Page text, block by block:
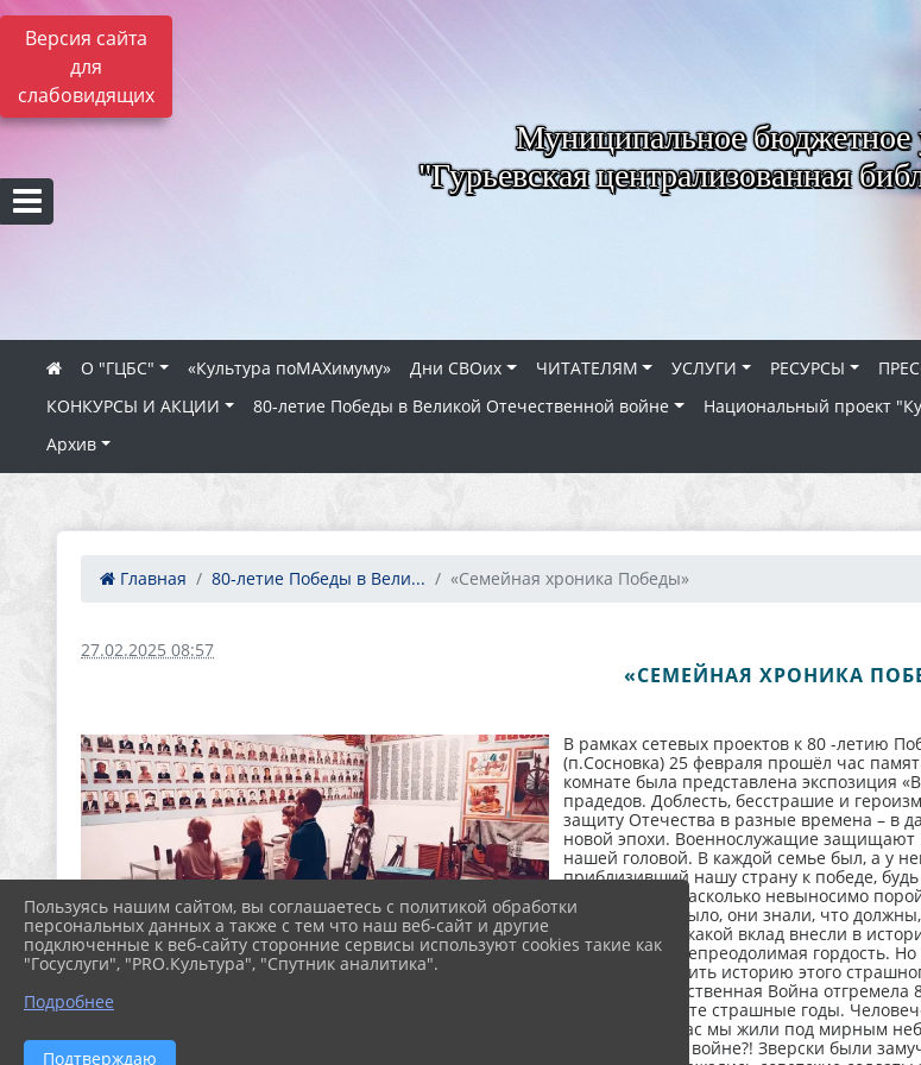
Версия сайта
для
слабовидящих
Муниципальное бюджетное
"Гурьевская централизованная
О "ГЦБС" «Культура поMAXимуму» Дни СВОих ЧИТАТЕЛЯМ УСЛУГИ РЕСУРСЫ
КОНКУРСЫ И АКЦИИ
80‑летие Победы в Великой Отечественной войне Национальный проект
Архив
Главная 80‑летие Победы в Вели... «Семейная хроника Победы»
27.02.2025 08:57
«СЕМЕЙНАЯ ХРОНИКА
В рамках сетевых проектов к 80 -летию
(п.Сосновка) 25 февраля прошёл час
комнате была представлена экспозиция
прадедов. Доблесть, бесстрашие и
защиту Отечества в разные времена – в
новой эпохи. Военнослужащие защищают
нашей головой. В каждой семье был, а у
приблизивший нашу страну к победе,
узнали о том, насколько невыносимо
бы трудно не было, они знали, что
Кем они были, какой вклад внесли в
переполняла непреодолимая гордость.
их судьбе, изучить историю этого
Великая Отечественная Война
происходило в те страшные годы.
то, чтобы сейчас мы жили под мирным
этой страшной войне?! Зверски были
Пользуясь нашим сайтом, вы соглашаетесь с политикой обработки
персональных данных а также с тем что наш веб-сайт и другие
подключенные к веб-сайту сторонние сервисы используют cookies такие как
"Госуслуги", "PRO.Культура", "Спутник аналитика".
Подробнее
Подтверждаю